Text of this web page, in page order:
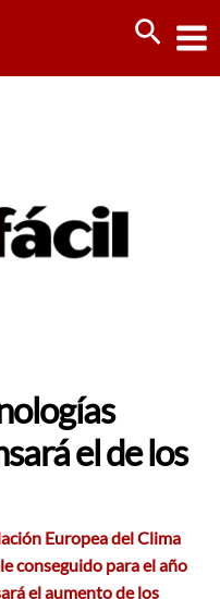
el de los
Europea del Clima
conseguido para el año
elaumento de los